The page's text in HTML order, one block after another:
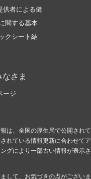
供者による健
関する基本
クシート結
さま
ージ
は、全国の厚生局で公開され
れている情報更新に合わせて
グにより一部古い情報が表示
して、お気づきの点がござい